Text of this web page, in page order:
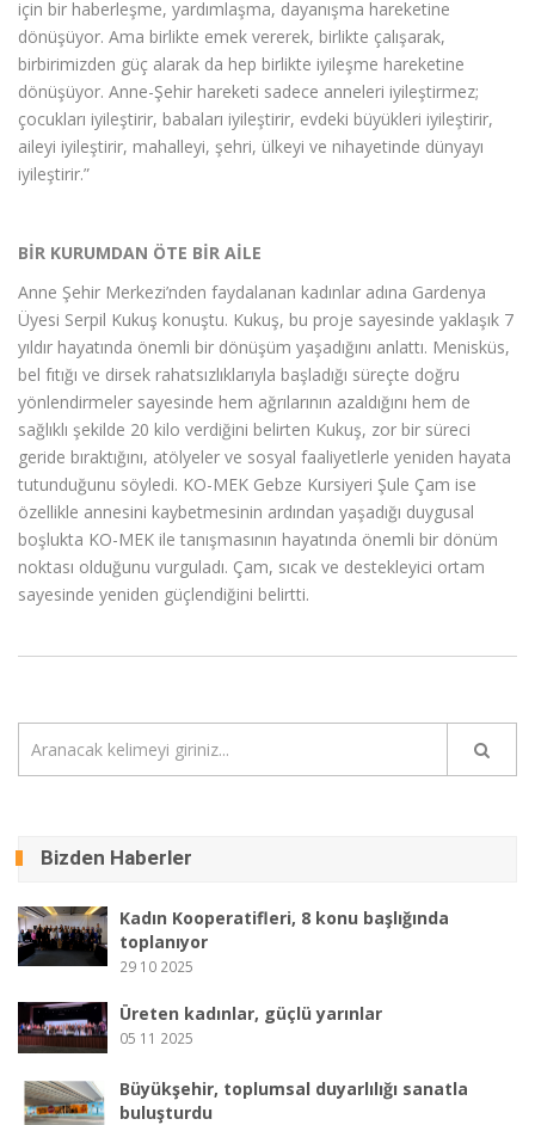
için bir haberleşme, yardımlaşma, dayanışma hareketine
dönüşüyor. Ama birlikte emek vererek, birlikte çalışarak,
birbirimizden güç alarak da hep birlikte iyileşme hareketine
dönüşüyor. Anne-Şehir hareketi sadece anneleri iyileştirmez;
çocukları iyileştirir, babaları iyileştirir, evdeki büyükleri iyileştirir,
aileyi iyileştirir, mahalleyi, şehri, ülkeyi ve nihayetinde dünyayı
iyileştirir.”
BİR KURUMDAN ÖTE BİR AİLE
Anne Şehir Merkezi’nden faydalanan kadınlar adına Gardenya
Üyesi Serpil Kukuş konuştu. Kukuş, bu proje sayesinde yaklaşık 7
yıldır hayatında önemli bir dönüşüm yaşadığını anlattı. Menisküs,
bel fıtığı ve dirsek rahatsızlıklarıyla başladığı süreçte doğru
yönlendirmeler sayesinde hem ağrılarının azaldığını hem de
sağlıklı şekilde 20 kilo verdiğini belirten Kukuş, zor bir süreci
geride bıraktığını, atölyeler ve sosyal faaliyetlerle yeniden hayata
tutunduğunu söyledi. KO-MEK Gebze Kursiyeri Şule Çam ise
özellikle annesini kaybetmesinin ardından yaşadığı duygusal
boşlukta KO-MEK ile tanışmasının hayatında önemli bir dönüm
noktası olduğunu vurguladı. Çam, sıcak ve destekleyici ortam
sayesinde yeniden güçlendiğini belirtti.
Bizden Haberler
Kadın Kooperatifleri, 8 konu başlığında
toplanıyor
29 10 2025
Üreten kadınlar, güçlü yarınlar
05 11 2025
Büyükşehir, toplumsal duyarlılığı sanatla
buluşturdu